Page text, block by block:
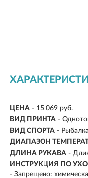
ЦЕНА - 15 069 руб.
ВИД ПРИНТА -
ВИД СПОРТА -
ДИАПАЗОН
ДЛИНА РУКАВА -
ИНСТРУКЦИЯ ПО
- Запрещено: